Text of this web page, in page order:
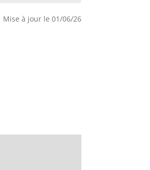
Mise à jour le 01/06/26